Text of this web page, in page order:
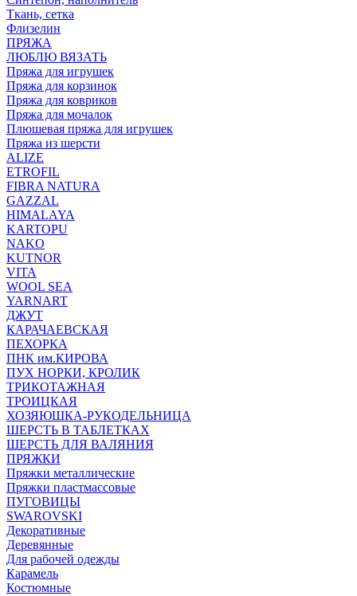
Ткань, сетка
Флизелин
ПРЯЖА
ЛЮБЛЮ ВЯЗАТЬ
Пряжа для игрушек
Пряжа для корзинок
Пряжа для ковриков
Пряжа для мочалок
Плюшевая пряжа для игрушек
Пряжа из шерсти
ALIZE
ETROFIL
FIBRA NATURA
GAZZAL
HIMALAYA
KARTOPU
NAKO
KUTNOR
VITA
WOOL SEA
YARNART
ДЖУТ
КАРАЧАЕВСКАЯ
ПЕХОРКА
ПНК им.КИРОВА
ПУХ НОРКИ, КРОЛИК
ТРИКОТАЖНАЯ
ТРОИЦКАЯ
ХОЗЯЮШКА-РУКОДЕЛЬНИЦА
ШЕРСТЬ В ТАБЛЕТКАХ
ШЕРСТЬ ДЛЯ ВАЛЯНИЯ
ПРЯЖКИ
Пряжки металлические
Пряжки пластмассовые
ПУГОВИЦЫ
SWAROVSKI
Декоративные
Деревянные
Для рабочей одежды
Карамель
Костюмные